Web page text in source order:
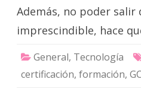
Además, no poder salir
imprescindible, hace
General, Tecnología
certificación, formación,